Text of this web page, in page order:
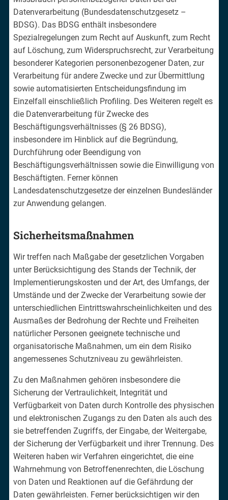
Datenverarbeitung (Bundesdatenschutzgesetz –
BDSG). Das BDSG enthält insbesondere
Spezialregelungen zum Recht auf Auskunft, zum Recht
auf Löschung, zum Widerspruchsrecht, zur Verarbeitung
besonderer Kategorien personenbezogener Daten, zur
Verarbeitung für andere Zwecke und zur Übermittlung
sowie automatisierten Entscheidungsfindung im
Einzelfall einschließlich Profiling. Des Weiteren regelt es
die Datenverarbeitung für Zwecke des
Beschäftigungsverhältnisses (§ 26 BDSG),
insbesondere im Hinblick auf die Begründung,
Durchführung oder Beendigung von
Beschäftigungsverhältnissen sowie die Einwilligung von
Beschäftigten. Ferner können
Landesdatenschutzgesetze der einzelnen Bundesländer
zur Anwendung gelangen.
Sicherheitsmaßnahmen
Wir treffen nach Maßgabe der gesetzlichen Vorgaben
unter Berücksichtigung des Stands der Technik, der
Implementierungskosten und der Art, des Umfangs, der
Umstände und der Zwecke der Verarbeitung sowie der
unterschiedlichen Eintrittswahrscheinlichkeiten und des
Ausmaßes der Bedrohung der Rechte und Freiheiten
natürlicher Personen geeignete technische und
organisatorische Maßnahmen, um ein dem Risiko
angemessenes Schutzniveau zu gewährleisten.
Zu den Maßnahmen gehören insbesondere die
Sicherung der Vertraulichkeit, Integrität und
Verfügbarkeit von Daten durch Kontrolle des physischen
und elektronischen Zugangs zu den Daten als auch des
sie betreffenden Zugriffs, der Eingabe, der Weitergabe,
der Sicherung der Verfügbarkeit und ihrer Trennung. Des
Weiteren haben wir Verfahren eingerichtet, die eine
Wahrnehmung von Betroffenenrechten, die Löschung
von Daten und Reaktionen auf die Gefährdung der
Daten gewährleisten. Ferner berücksichtigen wir den